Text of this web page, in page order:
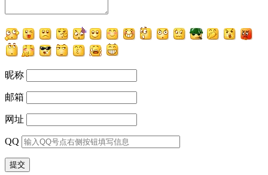
昵称
邮箱
网址
QQ